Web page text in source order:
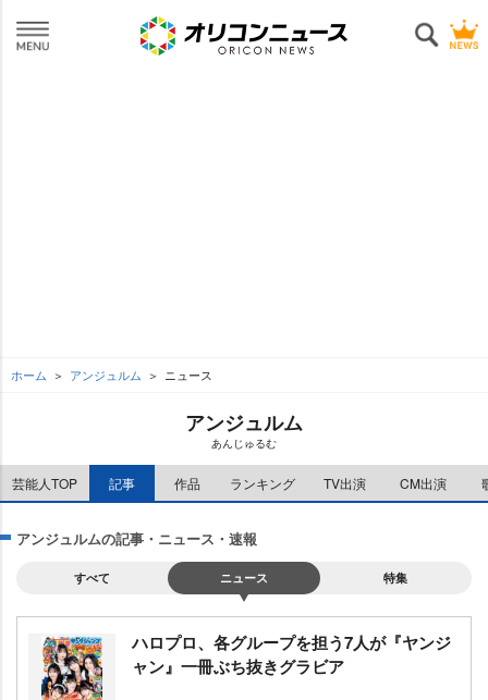
ホーム アンジュルム ニュース
アンジュルム
あんじゅるむ
芸能人TOP 記事 作品 ランキング TV出演 CM出演
アンジュルムの記事・ニュース・速報
すべて ニュース 特集
ハロプロ、各グループを担う7人が『ヤンジ
ャン』一冊ぶち抜きグラビア